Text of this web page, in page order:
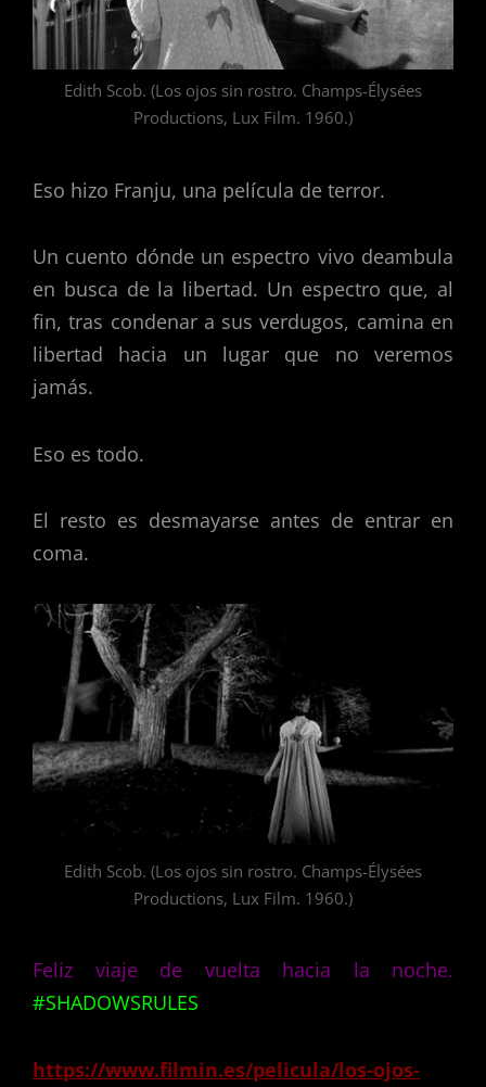
Edith Scob. (Los ojos sin rostro. Champs-Élysées
Productions, Lux Film. 1960.)
Eso hizo Franju, una película de terror.
Un cuento dónde un espectro vivo deambula
en busca de la libertad. Un espectro que, al
fin, tras condenar a sus verdugos, camina en
libertad hacia un lugar que no veremos
jamás.
Eso es todo.
El resto es desmayarse antes de entrar en
coma.
Edith Scob. (Los ojos sin rostro. Champs-Élysées
Productions, Lux Film. 1960.)
Feliz viaje de vuelta hacia la noche.
#SHADOWSRULES
https://www.filmin.es/pelicula/los-ojos-